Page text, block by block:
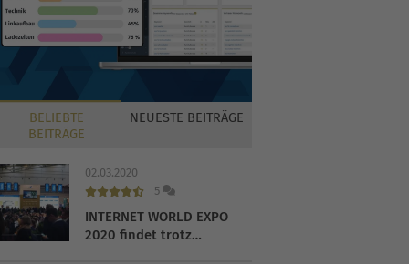
BELIEBTE
BEITRÄGE
NEUESTE BEITRÄGE
02.03.2020
5
INTERNET WORLD EXPO
2020 findet trotz